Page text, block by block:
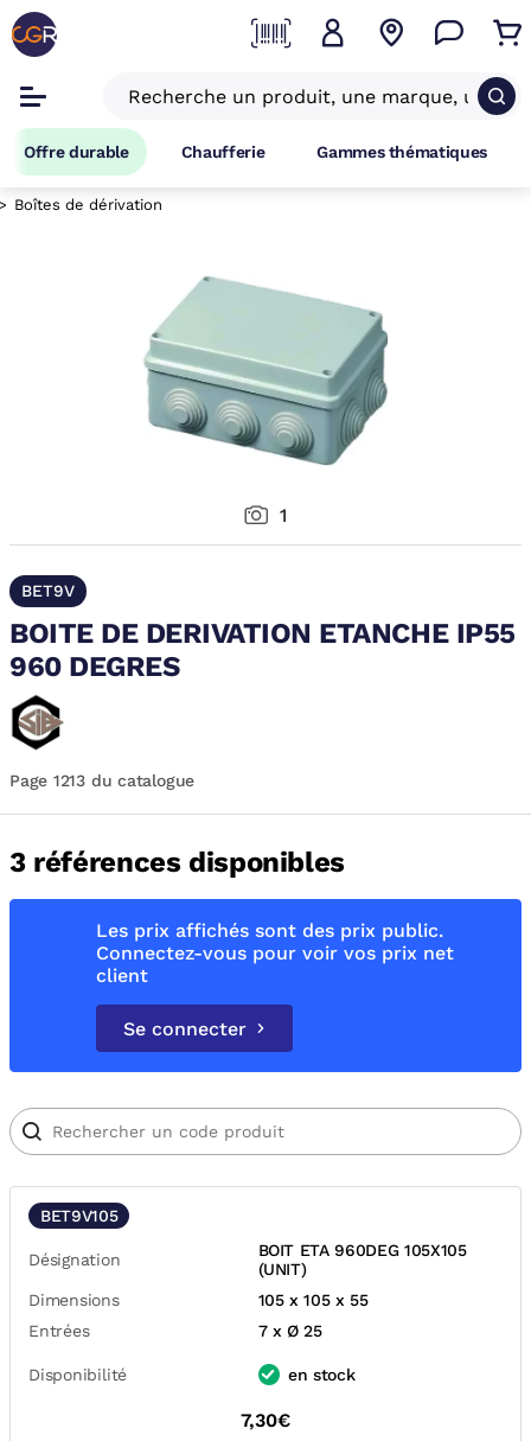
Offre durable Chaufferie Gammes thématiques
Boîtes de dérivation
1
BET9V
BOITE DE DERIVATION ETANCHE IP55
960 DEGRES
Page 1213 du catalogue
3 références disponibles
Les prix affichés sont des prix public.
Connectez-vous pour voir vos prix net
client
Se connecter
BET9V105
Désignation
BOIT ETA 960DEG 105X105
(UNIT)
Dimensions
105 x 105 x 55
Entrées
7 x Ø 25
Disponibilité en stock
7,30€